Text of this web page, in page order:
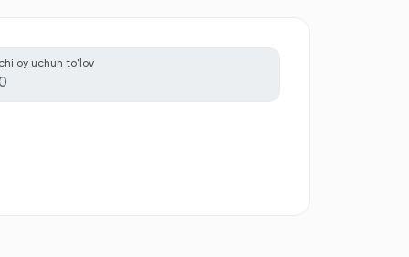
oy uchun to'lov